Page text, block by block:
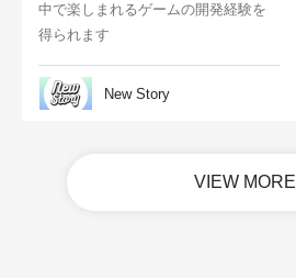
中で楽しまれるゲームの開発経験を
得られます
New Story
VIEW MORE